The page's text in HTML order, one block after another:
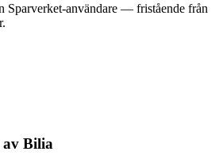
Sparverket-användare — fristående från
av Bilia